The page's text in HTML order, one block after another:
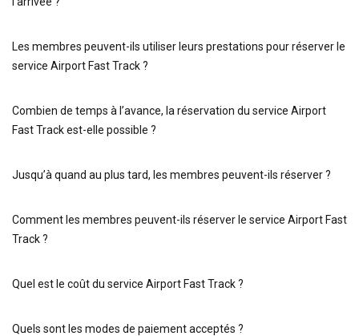
Les membres peuvent-ils utiliser leurs prestations pour réserver le
service Airport Fast Track ?
Combien de temps à l’avance, la réservation du service Airport
Fast Track est-elle possible ?
Jusqu’à quand au plus tard, les membres peuvent-ils réserver ?
Comment les membres peuvent-ils réserver le service Airport Fast
Track ?
Quel est le coût du service Airport Fast Track ?
Quels sont les modes de paiement acceptés ?